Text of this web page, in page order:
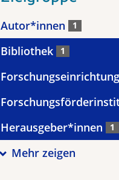
Autor*innen 1
Bibliothek 1
Forschungseinrichtung
Herausgeber*innen 1
Mehr zeigen